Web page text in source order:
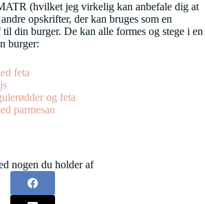
(hvilket jeg virkelig kan anbefale dig at
opskrifter, der kan bruges som en
din burger. De kan alle formes og stege i en
burger:
feta
og feta
parmesan
nogen du holder af